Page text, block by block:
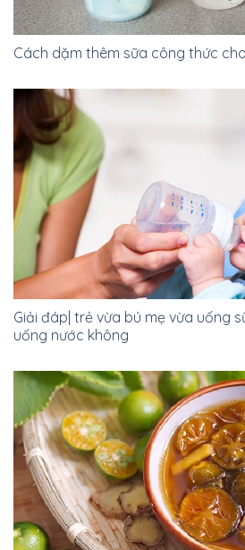
Cách dặm thêm sữa công thức
Giải đáp| trẻ vừa bú mẹ vừa uống
uống nước không